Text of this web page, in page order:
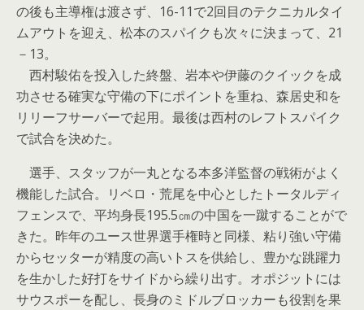
の後も主導権は渡さず、16-11で2回目のテクニカルタイ
ムアウトを迎え、松本のスパイクも次々に決まって、21
－13。
西村駿佑を投入した終盤、岩本や伊藤のクイックを成
功させる確実な守備の下にポイントを重ね、森居史和を
リリーフサーバーで起用。最後は西村のレフトスパイク
で試合を決めた。
選手、スタッフが一丸となる本多洋監督の戦術がよく
機能した試合。リベロ・荒尾を中心としたトータルディ
フェンスで、平均身長195.5㎝の中国を一蹴することがで
きた。昨年のユース世界選手権時と同様、粘り強い守備
からセッターが精度の高いトスを供給し、豊かな跳躍力
を生かした好打をサイドから繰り出す。オポジットには
サウスポーを配し、長身のミドルブロッカーも役割を果